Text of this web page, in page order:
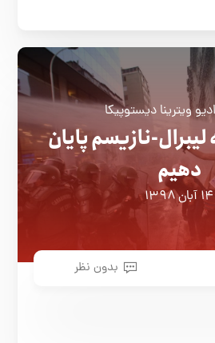
ویترینا دیستوپیکا
نازیسم پایان
دهیم
۱۴ آبان ۱۳۹۸
بدون نظر